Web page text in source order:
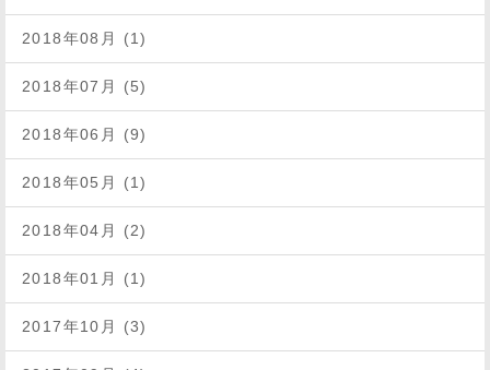
2018年08月 (1)
2018年07月 (5)
2018年06月 (9)
2018年05月 (1)
2018年04月 (2)
2018年01月 (1)
2017年10月 (3)